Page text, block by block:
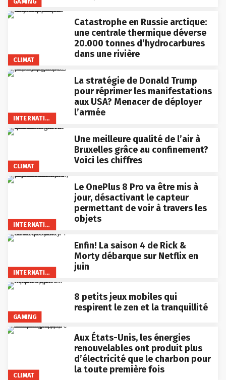
CLIMAT
Catastrophe en Russie arctique:
une centrale thermique déverse
20.000 tonnes d’hydrocarbures
dans une rivière
INTERNATIONAL
La stratégie de Donald Trump
pour réprimer les manifestations
aux USA? Menacer de déployer
l’armée
CLIMAT
Une meilleure qualité de l’air à
Bruxelles grâce au confinement?
Voici les chiffres
INTERNATIONAL
Le OnePlus 8 Pro va être mis à
jour, désactivant le capteur
permettant de voir à travers les
objets
INTERNATIONAL
Enfin! La saison 4 de Rick &
Morty débarque sur Netflix en
juin
GAMING
8 petits jeux mobiles qui
respirent le zen et la tranquillité
CLIMAT
Aux États-Unis, les énergies
renouvelables ont produit plus
d’électricité que le charbon pour
la toute première fois